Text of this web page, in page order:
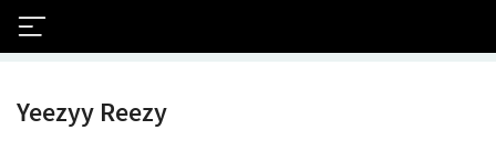
Yeezyy Reezy